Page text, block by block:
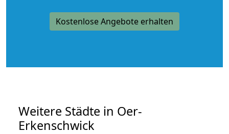
Kostenlose Angebote erhalten
Weitere Städte in Oer-
Erkenschwick